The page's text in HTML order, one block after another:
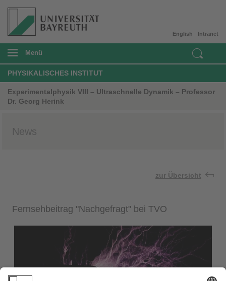
Intranet
English
Menü
PHYSIKALISCHES INSTITUT
Experimentalphysik VIII – Ultraschnelle Dynamik – Professor
Dr. Georg Herink
News
zur Übersicht
Fernsehbeitrag "Nachgefragt" bei TVO